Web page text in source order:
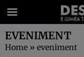
EVENIMENT
Home » eveniment